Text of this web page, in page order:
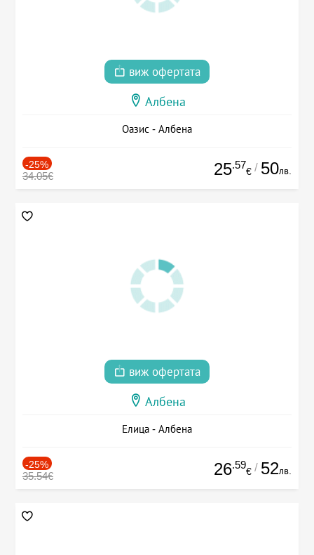
виж офертата
Албена
Оазис - Албена
-25%
34.05€ 25.57
€ / 50лв.
виж офертата
Албена
Елица - Албена
-25%
35.54€ 26.59
€ / 52лв.